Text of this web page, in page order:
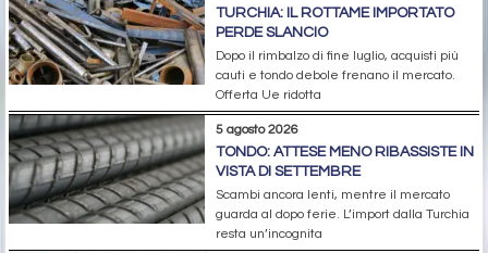
TURCHIA: IL ROTTAME IMPORTATO
PERDE SLANCIO
Dopo il rimbalzo di fine luglio, acquisti più
cauti e tondo debole frenano il mercato.
Offerta Ue ridotta
5 agosto 2026
TONDO: ATTESE MENO RIBASSISTE IN
VISTA DI SETTEMBRE
Scambi ancora lenti, mentre il mercato
guarda al dopo ferie. L’import dalla Turchia
resta un’incognita